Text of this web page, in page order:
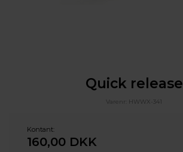
Quick release
Varenr: HWWX-341
Kontant:
160,00 DKK